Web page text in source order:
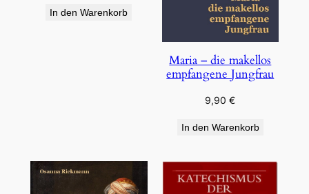
In den Warenkorb
Maria – die makellos
empfangene Jungfrau
9,90€
In den Warenkorb